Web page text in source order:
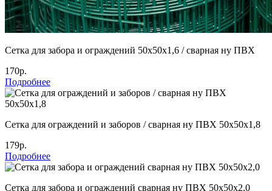
Сетка для забора и ограждений 50х50х1,6 / сварная ну ПВХ
170р.
Подробнее
Сетка для ограждений и заборов / сварная ну ПВХ 50х50х1,8
179р.
Подробнее
Сетка для забора и ограждений сварная ну ПВХ 50х50х2,0